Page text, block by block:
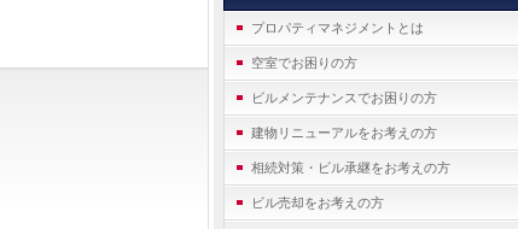
プロパティマネジメントとは
空室でお困りの方
ビルメンテナンスでお困りの方
建物リニューアルをお考えの方
相続対策・ビル承継をお考えの方
ビル売却をお考えの方